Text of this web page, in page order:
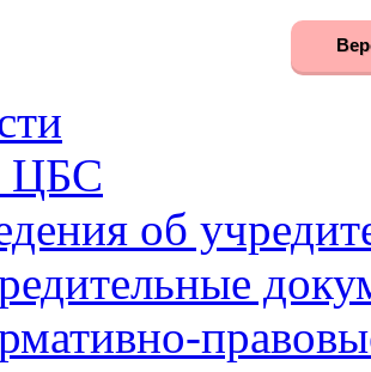
ЦБС
об